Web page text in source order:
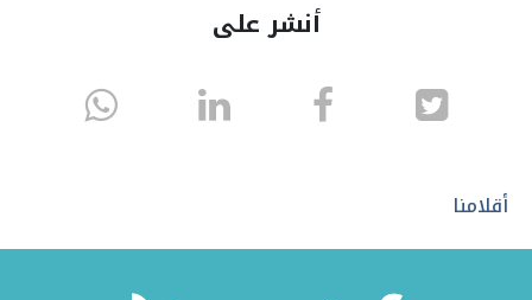
أنشر على
انشر انشر انشر
أقلامنا